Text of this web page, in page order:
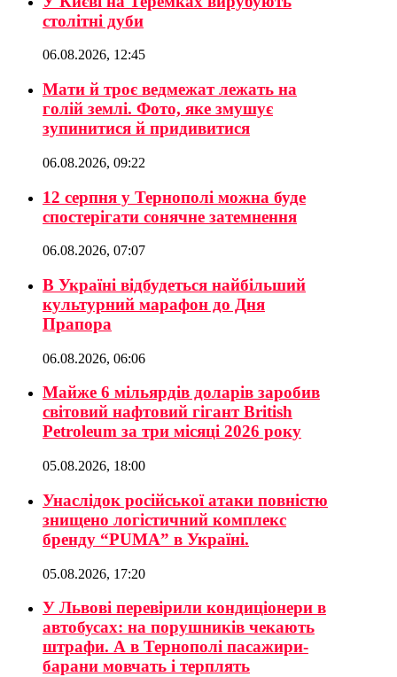
столітні дуби
06.08.2026, 12:45
Мати й троє ведмежат лежать на
голій землі. Фото, яке змушує
зупинитися й придивитися
06.08.2026, 09:22
12 серпня у Тернополі можна буде
спостерігати сонячне затемнення
06.08.2026, 07:07
В Україні відбудеться найбільший
культурний марафон до Дня
Прапора
06.08.2026, 06:06
Майже 6 мільярдів доларів заробив
світовий нафтовий гігант British
Petroleum за три місяці 2026 року
05.08.2026, 18:00
Унаслідок російської атаки повністю
знищено логістичний комплекс
бренду “PUMA” в Україні.
05.08.2026, 17:20
У Львові перевірили кондиціонери в
автобусах: на порушників чекають
штрафи. А в Тернополі пасажири-
барани мовчать і терплять